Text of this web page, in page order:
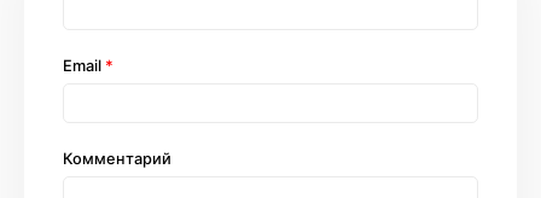
Комментарий
Email *